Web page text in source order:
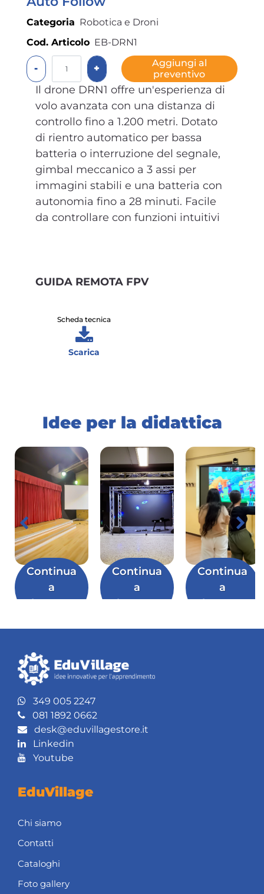
Categoria Robotica e Droni
Cod. Articolo EB-DRN1
Quantità
Aggiungi al
preventivo
Il drone DRN1 offre un'esperienza di
volo avanzata con una distanza di
controllo fino a 1.200 metri. Dotato
di rientro automatico per bassa
batteria o interruzione del segnale,
gimbal meccanico a 3 assi per
immagini stabili e una batteria con
autonomia fino a 28 minuti. Facile
da controllare con funzioni intuitivi
GUIDA REMOTA FPV
Scheda tecnica
Scarica
Idee per la didattica
Continua
a
leggere
Continua
a
leggere
Continua
a
leggere
349 005 2247
081 1892 0662
desk@eduvillagestore.it
Linkedin
Youtube
EduVillage
Chi siamo
Contatti
Cataloghi
Foto gallery